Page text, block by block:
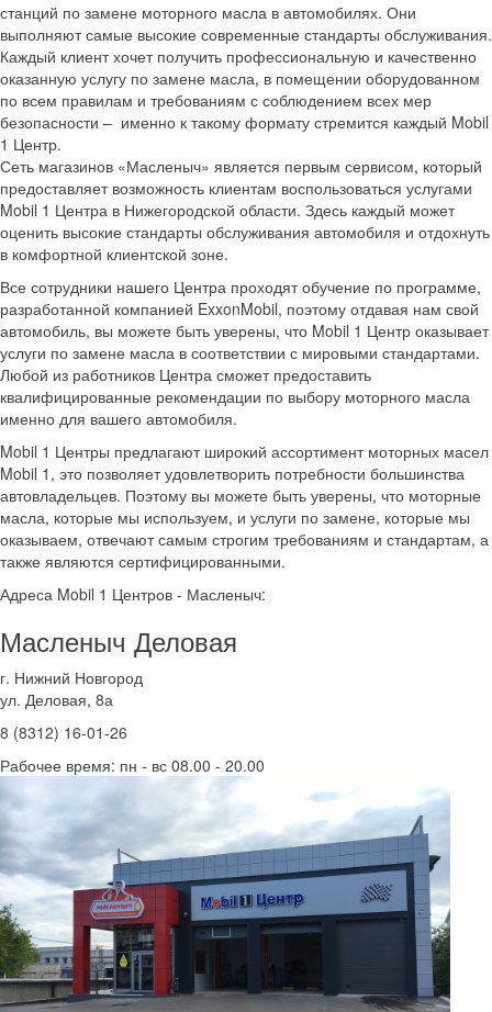
станций по замене моторного масла в автомобилях. Они
выполняют самые высокие современные стандарты обслуживания.
Каждый клиент хочет получить профессиональную и качественно
оказанную услугу по замене масла, в помещении оборудованном
по всем правилам и требованиям с соблюдением всех мер
безопасности – именно к такому формату стремится каждый Mobil
1 Центр.
Сеть магазинов «Масленыч» является первым сервисом, который
предоставляет возможность клиентам воспользоваться услугами
Mobil 1 Центра в Нижегородской области. Здесь каждый может
оценить высокие стандарты обслуживания автомобиля и отдохнуть
в комфортной клиентской зоне.
Все сотрудники нашего Центра проходят обучение по программе,
разработанной компанией ExxonMobil, поэтому отдавая нам свой
автомобиль, вы можете быть уверены, что Mobil 1 Центр оказывает
услуги по замене масла в соответствии с мировыми стандартами.
Любой из работников Центра сможет предоставить
квалифицированные рекомендации по выбору моторного масла
именно для вашего автомобиля.
Mobil 1 Центры предлагают широкий ассортимент моторных масел
Mobil 1, это позволяет удовлетворить потребности большинства
автовладельцев. Поэтому вы можете быть уверены, что моторные
масла, которые мы используем, и услуги по замене, которые мы
оказываем, отвечают самым строгим требованиям и стандартам, а
также являются сертифицированными.
Адреса Mobil 1 Центров - Масленыч:
Масленыч Деловая
г. Нижний Новгород
ул. Деловая, 8а
8 (8312) 16-01-26
Рабочее время: пн - вс 08.00 - 20.00